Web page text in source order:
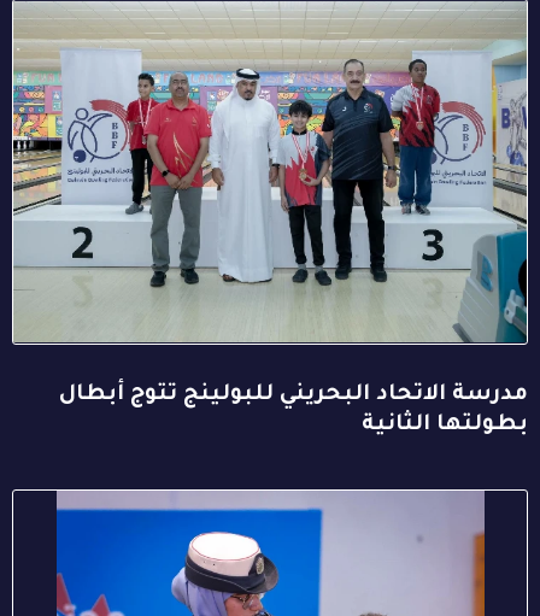
مدرسة الاتحاد البحريني للبولينج تتوج أبطال
بطولتها الثانية